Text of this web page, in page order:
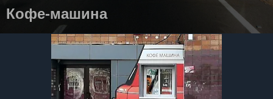
Кофе-машина